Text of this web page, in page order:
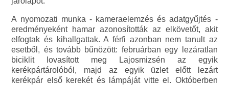
A nyomozati munka - kameraelemzés és adatgyűjtés -
eredményeként hamar azonosították az elkövetőt, akit
elfogtak és kihallgattak. A férfi azonban nem tanult az
esetből, és tovább bűnözött: februárban egy lezáratlan
biciklit lovasított meg Lajosmizsén az egyik
kerékpártárolóból, majd az egyik üzlet előtt lezárt
kerékpár első kerekét és lámpáját vitte el. Októberben